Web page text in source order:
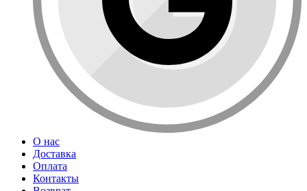
О нас
Доставка
Оплата
Контакты